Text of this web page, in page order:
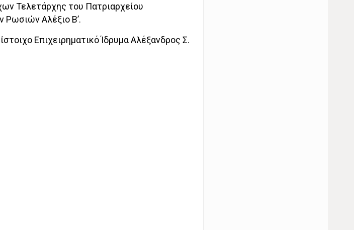
Τελετάρχης του Πατριαρχείου
Ρωσιών Αλέξιο Β’.
Επιχειρηματικό Ίδρυμα Αλέξανδρος Σ.